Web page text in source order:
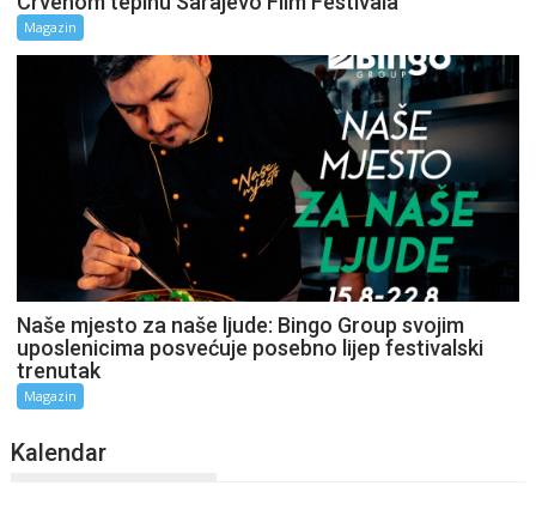
Magazin
Naše mjesto za naše ljude: Bingo Group svojim
uposlenicima posvećuje posebno lijep festivalski
trenutak
Magazin
Kalendar